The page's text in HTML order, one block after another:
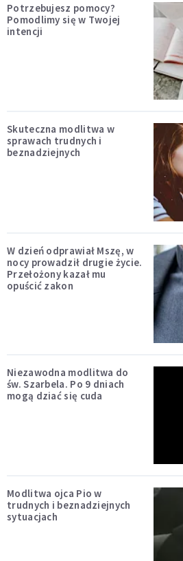
Potrzebujesz pomocy?
Pomodlimy się w Twojej
intencji
Skuteczna modlitwa w
sprawach trudnych i
beznadziejnych
W dzień odprawiał Mszę, w
nocy prowadził drugie życie.
Przełożony kazał mu
opuścić zakon
Niezawodna modlitwa do
św. Szarbela. Po 9 dniach
mogą dziać się cuda
Modlitwa ojca Pio w
trudnych i beznadziejnych
sytuacjach